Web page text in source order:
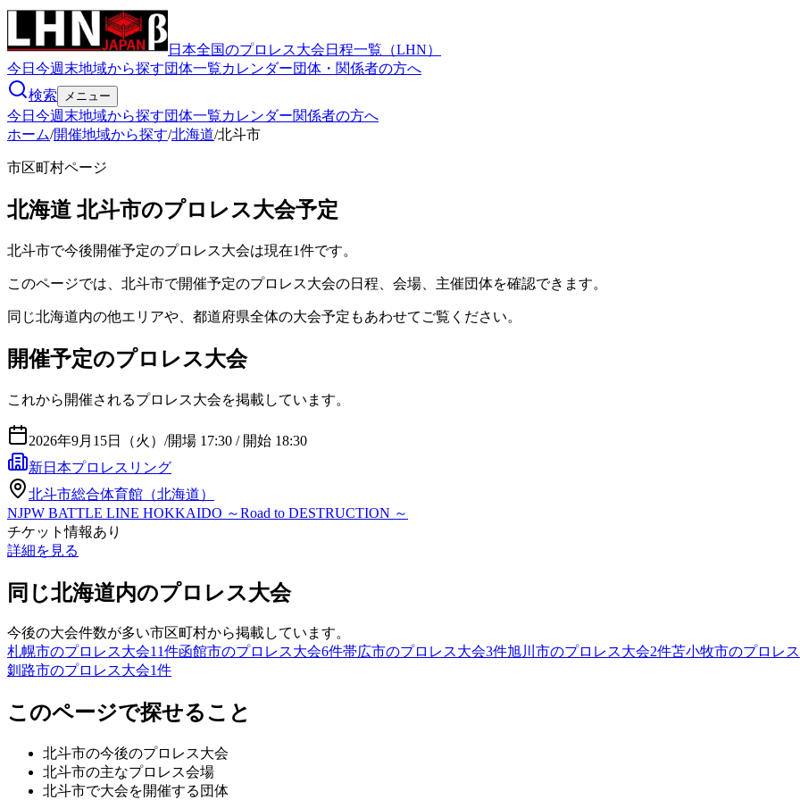
日本全国のプロレス大会日程一覧（LHN）
今日 今週末地域から探す団体一覧カレンダー団体・関係者の方へ
検索
メニュー
今日 今週末地域から探す団体一覧カレンダー関係者の方へ
ホーム/開催地域から探す/北海道/北斗市
市区町村ページ
北海道 北斗市のプロレス大会予定
北斗市で今後開催予定のプロレス大会は現在1件です。
このページでは、北斗市で開催予定のプロレス大会の日程、会場、主催団体を確認できます。
同じ北海道内の他エリアや、都道府県全体の大会予定もあわせてご覧ください。
開催予定のプロレス大会
これから開催されるプロレス大会を掲載しています。
2026年9月15日（火） /開場 17:30 / 開始 18:30
新日本プロレスリング
北斗市総合体育館（北海道）
NJPW BATTLE LINE HOKKAIDO ～Road to DESTRUCTION ～
チケット情報あり
詳細を見る
同じ北海道内のプロレス大会
今後の大会件数が多い市区町村から掲載しています。
札幌市のプロレス大会11件函館市のプロレス大会6件帯広市のプロレス大会3件旭川市のプロレス大会2件苫小牧市のプロレ
釧路市のプロレス大会1件
このページで探せること
北斗市の今後のプロレス大会
北斗市の主なプロレス会場
北斗市で大会を開催する団体